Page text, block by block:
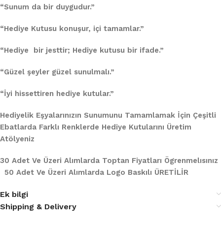
“Sunum da bir duygudur.”
“Hediye Kutusu konuşur, içi tamamlar.”
“Hediye bir jesttir; Hediye kutusu bir ifade.”
“Güzel şeyler güzel sunulmalı.”
“İyi hissettiren hediye kutular.”
Hediyelik Eşyalarınızın Sunumunu Tamamlamak İçin Çeşitli
Ebatlarda Farklı Renklerde Hediye Kutularını Üretim
Atölyeniz
30 Adet Ve Üzeri Alımlarda Toptan Fiyatları Ögrenmelısınız
50 Adet Ve Üzeri Alımlarda Logo Baskılı ÜRETİLİR
Ek bilgi
Shipping & Delivery